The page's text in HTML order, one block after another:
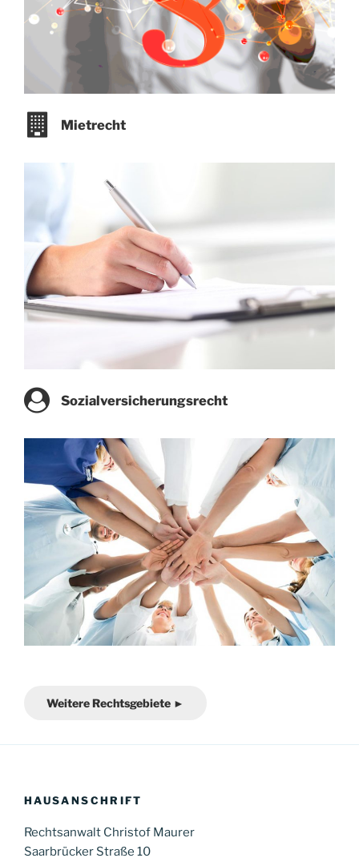
Mietrecht
Sozialversicherungsrecht
Weitere Rechtsgebiete ►
HAUSANSCHRIFT
Rechtsanwalt Christof Maurer
Saarbrücker Straße 10